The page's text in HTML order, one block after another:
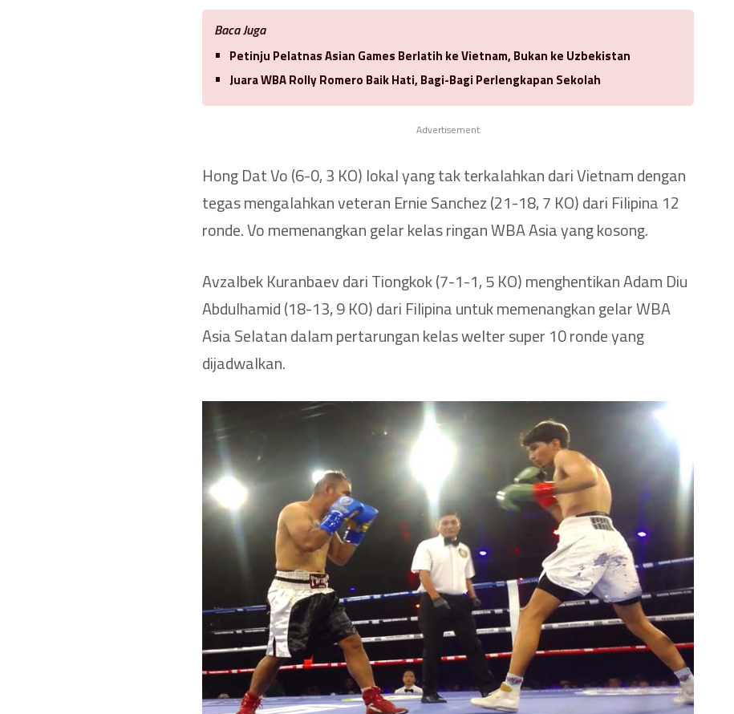
Baca Juga
Petinju Pelatnas Asian Games Berlatih ke Vietnam, Bukan ke Uzbekistan
Juara WBA Rolly Romero Baik Hati, Bagi-Bagi Perlengkapan Sekolah
Advertisement
Hong Dat Vo (6-0, 3 KO) lokal yang tak terkalahkan dari Vietnam dengan
tegas mengalahkan veteran Ernie Sanchez (21-18, 7 KO) dari Filipina 12
ronde. Vo memenangkan gelar kelas ringan WBA Asia yang kosong.
Avzalbek Kuranbaev dari Tiongkok (7-1-1, 5 KO) menghentikan Adam Diu
Abdulhamid (18-13, 9 KO) dari Filipina untuk memenangkan gelar WBA
Asia Selatan dalam pertarungan kelas welter super 10 ronde yang
dijadwalkan.